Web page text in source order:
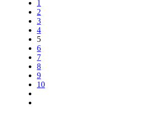
1
2
3
4
5
6
7
8
9
10